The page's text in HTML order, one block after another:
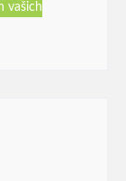
vašich